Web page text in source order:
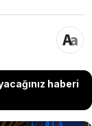
haberi